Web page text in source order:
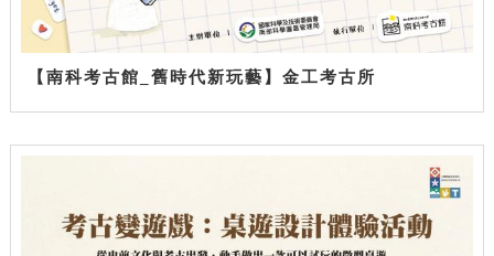
【南科考古館_舊時代新玩藝】金工考古所